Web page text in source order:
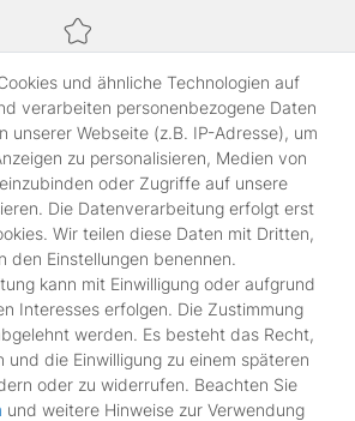
Abwicklung für maximale Sicherheit.
Shop
Kontakt
Rechtliches
Widerrufs­recht
Impressum
AGB
Vertrag widerrufen
und ähnliche Technologien auf
verarbeiten personenbezogene Daten
unserer Webseite (z.B. IP-Adresse), um
zu personalisieren, Medien von
oder Zugriffe auf unsere
Die Datenverarbeitung erfolgt erst
Wir teilen diese Daten mit Dritten,
den Einstellungen benennen.
kann mit Einwilligung oder aufgrund
Interesses erfolgen. Die Zustimmung
werden. Es besteht das Recht,
und die Einwilligung zu einem späteren
oder zu widerrufen. Beachten Sie
und weitere Hinweise zur Verwendung